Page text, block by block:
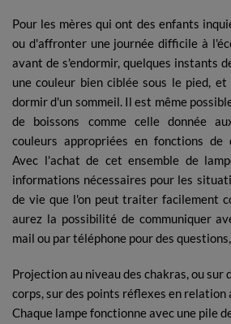
Pour les mères qui ont des enfants
ou d'affronter une journée difficile à
avant de s'endormir, quelques instants
une couleur bien ciblée sous le pied,
dormir d'un sommeil. Il est même
de boissons comme celle donnée
couleurs appropriées en fonctions de
Avec l'achat de cet ensemble de
informations nécessaires pour les
de vie que l'on peut traiter facilement
aurez la possibilité de communiquer
mail ou par téléphone pour des
Projection au niveau des chakras, ou sur
corps, sur des points réflexes en relation
Chaque lampe fonctionne avec une pile